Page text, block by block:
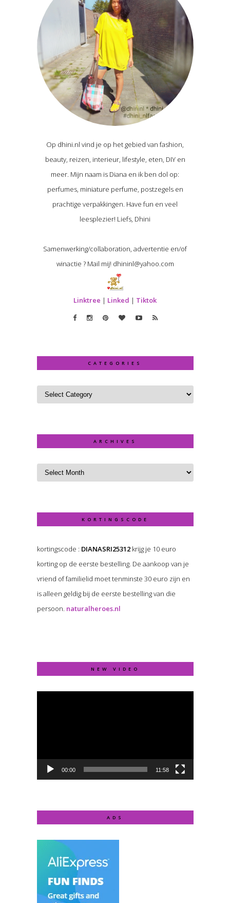
Op dhini.nl vind je op het gebied van fashion,
beauty, reizen, interieur, lifestyle, eten, DIY en
meer. Mijn naam is Diana en ik ben dol op:
perfumes, miniature perfume, postzegels en
prachtige verpakkingen. Have fun en veel
leesplezier! Liefs, Dhini
Samenwerking/collaboration, advertentie en/of
winactie ? Mail mij! dhininl@yahoo.com
Linktree | Linked | Tiktok
CATEGORIES
ARCHIVES
KORTINGSCODE
kortingscode : DIANASRI25312krijg je 10 euro
korting op de eerste bestelling. De aankoop van je
vriend of familielid moet tenminste 30 euro zijn en
is alleen geldig bij de eerste bestelling van die
persoon. naturalheroes.nl
NEW VIDEO
Video
00:00 11:58
ADS